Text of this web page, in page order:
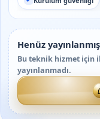
Henüz
Bu teknik hizmet için
yayınlanmadı.